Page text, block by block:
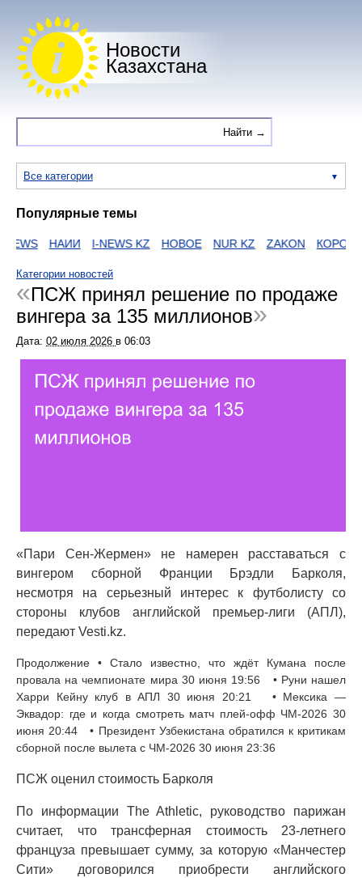
Новости
Казахстана
Все категории
Популярные темы
НАИИ I-NEWS KZ НОВОЕ NUR KZ ZAKON
Категории новостей
ПСЖ принял решение по продаже
вингера за 135 миллионов
Дата: 02 июля 2026 в 06:03
«Пари Сен-Жермен» не намерен расставаться с
вингером сборной Франции Брэдли Барколя,
несмотря на серьезный интерес к футболисту со
стороны клубов английской премьер-лиги (АПЛ),
передают Vesti.kz.
Продолжение • Стало известно, что ждёт Кумана после
провала на чемпионате мира 30 июня 19:56 • Руни нашел
Харри Кейну клуб в АПЛ 30 июня 20:21 • Мексика —
Эквадор: где и когда смотреть матч плей-офф ЧМ-2026 30
июня 20:44 • Президент Узбекистана обратился к критикам
сборной после вылета с ЧМ-2026 30 июня 23:36
ПСЖ оценил стоимость Барколя
По информации The Athletic, руководство парижан
считает, что трансферная стоимость 23-летнего
француза превышает сумму, за которую «Манчестер
Сити» договорился приобрести английского